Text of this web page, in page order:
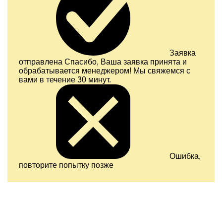
Заявка
отправлена Спасибо, Ваша заявка принята и
обрабатывается менеджером! Мы свяжемся с
вами в течение 30 минут.
Ошибка,
повторите попытку позже